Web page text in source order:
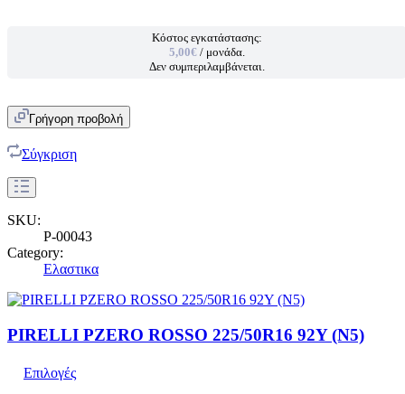
Κόστος εγκατάστασης:
5,00€ / μονάδα.
Δεν συμπεριλαμβάνεται.
Γρήγορη προβολή
Σύγκριση
SKU:
P-00043
Category:
Ελαστικα
PIRELLI PZERO ROSSO 225/50R16 92Y (N5)
Επιλογές